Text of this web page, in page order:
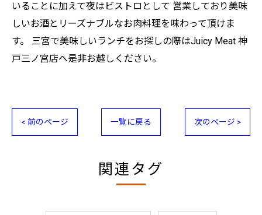
いることに加えて夜はビストロとして 営業しており美味
しいお酒とリーズナブルなお肉料理を味わって頂けま
す。 三宮で美味しいランチをお探しの際はJuicy Meat 神
戸三ノ宮店へ是非お越しください。
< 前のページ 一覧に戻る 次のページ >
関連タグ